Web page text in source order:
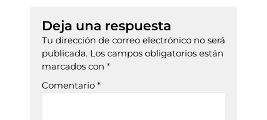
Deja una respuesta
Tu dirección de correo electrónico no será
publicada. Los campos obligatorios están
marcados con *
Comentario *